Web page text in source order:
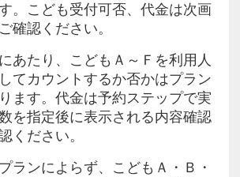
。こども受付可否、代金は次画
確認ください。
あたり、こどもＡ～Ｆを利用人
てカウントするか否かはプラン
ます。代金は予約ステップで実
を指定後に表示される内容確認
ください。
ランによらず、こどもＡ・Ｂ・